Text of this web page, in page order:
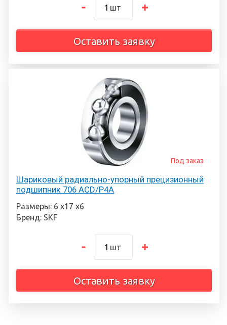
шт
Оставить заявку
Шариковый радиально-упорный прецизионный
подшипник 706 ACD/P4A
Под заказ
Размеры: 6 х17 х6
Бренд: SKF
шт
Оставить заявку